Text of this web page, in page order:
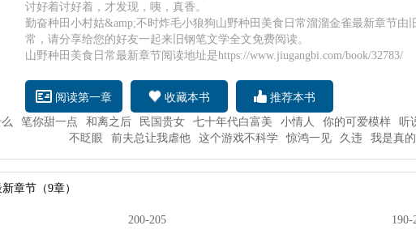
讨好着讨好着，才发现，咦，真香。
勤奋种田小村姑&amp;不时炸毛小狼狗山野种田美食日常溜溜金雀最新章节由
常，请分享给您的好友一起来旧钢笔文学全文免费阅读。
山野种田美食日常最新章节阅读地址是https://www.jiugangbi.com/book/32783/
阅读第一章 收藏本书
推荐本书
笔你甜一点 和离之后 民国贵女 七十年代白富美 小情人 你的可爱模样 听
不眨眼
前夫总让我虐他 这个游戏不科学 惊鸿一见 久违 我是真
章节（9章）
200-205 190-